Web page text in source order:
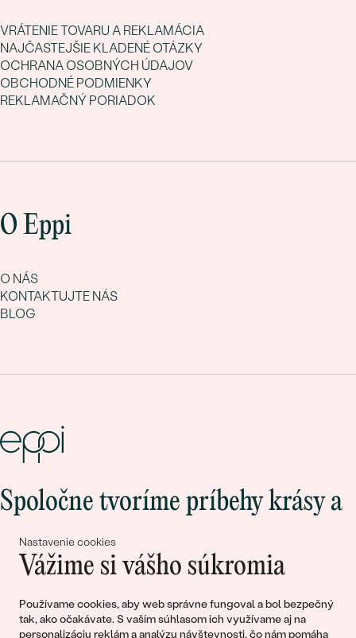
Nastavenie cookies
Vážime si vášho súkromia
Používame cookies, aby web správne fungoval a bol bezpečný
tak, ako očakávate. S vaším súhlasom ich využívame aj na
personalizáciu reklám a analýzu návštevnosti, čo nám pomáha
VRÁTENIE TOVARU A REKLAMÁCIA
NAJČASTEJŠIE KLADENÉ OTÁZKY
OCHRANA OSOBNÝCH ÚDAJOV
OBCHODNÉ PODMIENKY
REKLAMAČNÝ PORIADOK
O Eppi
O NÁS
KONTAKTUJTE NÁS
BLOG
Spoločne tvoríme príbehy krásy a
Pripojte sa k nám!